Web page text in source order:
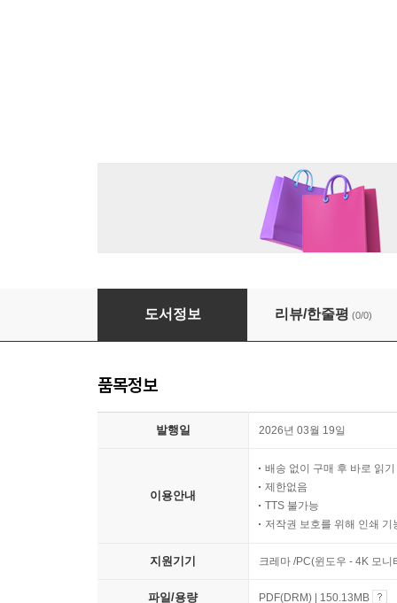
엄마, 아빠가 너를 사랑하는 마음
도서정보 리뷰/한줄평 (0/0)
품목정보
발행일 2026년 03월 19일
이용안내
배송 없이 구매 후 바로 읽기
제한없음
TTS 불가능
저작권 보호를 위해 인쇄 기
지원기기 크레마 /PC(윈도우 - 4K 모
파일/용량 PDF(DRM) | 150.13MB